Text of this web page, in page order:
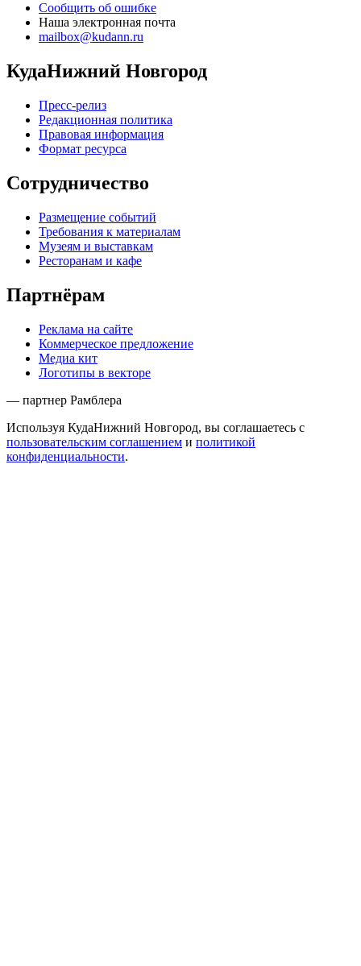
Сообщить об ошибке
Наша электронная почта
mailbox@kudann.ru
КудаНижний Новгород
Пресс-релиз
Редакционная политика
Правовая информация
Формат ресурса
Сотрудничество
Размещение событий
Требования к материалам
Музеям и выставкам
Ресторанам и кафе
Партнёрам
Реклама на сайте
Коммерческое предложение
Медиа кит
Логотипы в векторе
— партнер Рамблера
Используя КудаНижний Новгород, вы соглашаетесь с
пользовательским соглашением и политикой
конфиденциальности.